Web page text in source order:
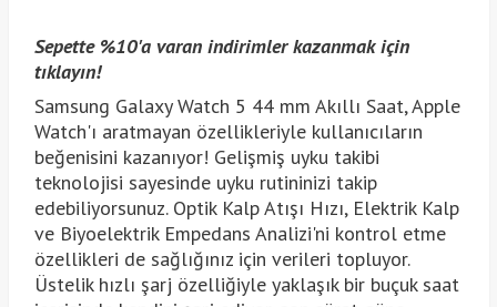
Sepette %10'a varan indirimler kazanmak için
tıklayın!
Samsung Galaxy Watch 5 44 mm Akıllı Saat, Apple
Watch'ı aratmayan özellikleriyle kullanıcıların
beğenisini kazanıyor! Gelişmiş uyku takibi
teknolojisi sayesinde uyku rutininizi takip
edebiliyorsunuz. Optik Kalp Atışı Hızı, Elektrik Kalp
ve Biyoelektrik Empedans Analizi'ni kontrol etme
özellikleri de sağlığınız için verileri topluyor.
Üstelik hızlı şarj özelliğiyle yaklaşık bir buçuk saat